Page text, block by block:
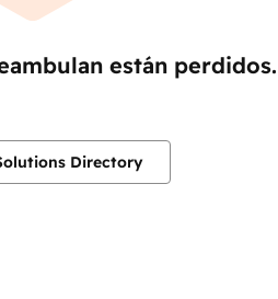
están perdidos.
Directory